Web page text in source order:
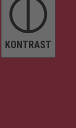
KONTRAST